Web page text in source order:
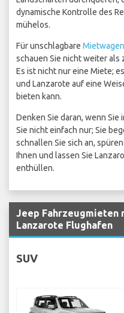
dynamische Kontrolle des
mühelos.
Für unschlagbare
schauen Sie nicht weiter als
Es ist nicht nur eine Miete;
und Lanzarote auf eine
bieten kann.
Denken Sie daran, wenn
Sie nicht einfach nur; Sie
schnallen Sie sich an,
Ihnen und lassen Sie
enthüllen.
Jeep Fahrzeugmieten
Lanzarote Flughafen
SUV